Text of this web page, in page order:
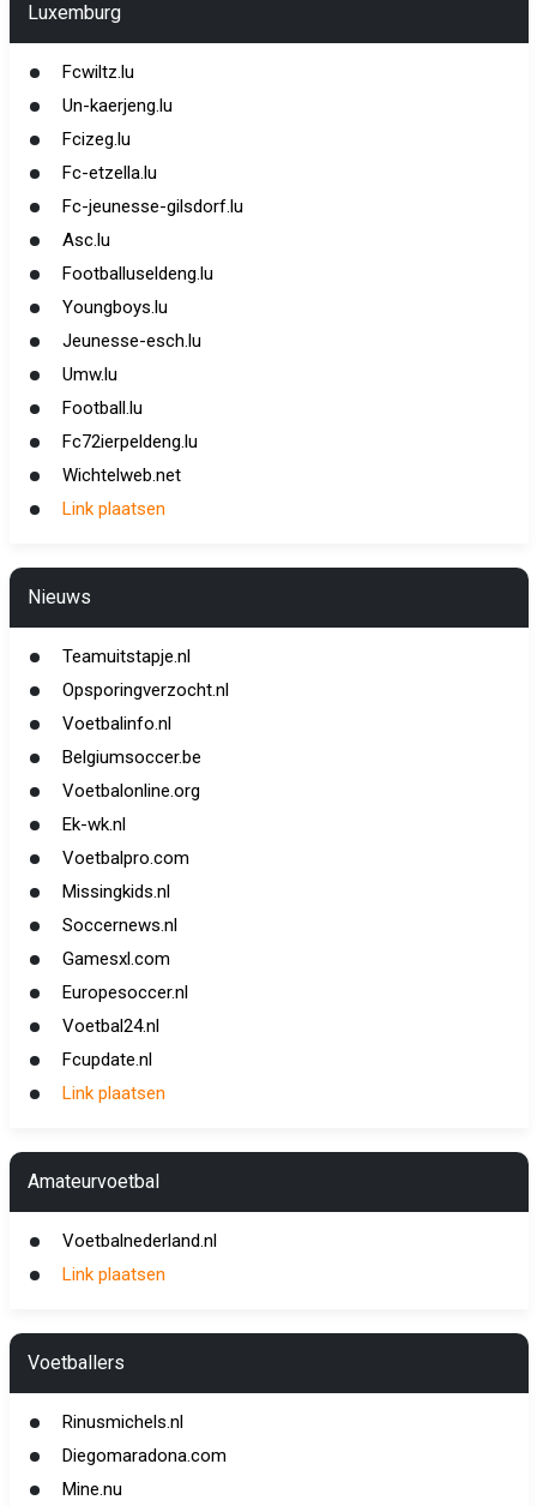
Luxemburg
Fcwiltz.lu
Un-kaerjeng.lu
Fcizeg.lu
Fc-etzella.lu
Fc-jeunesse-gilsdorf.lu
Asc.lu
Footballuseldeng.lu
Youngboys.lu
Jeunesse-esch.lu
Umw.lu
Football.lu
Fc72ierpeldeng.lu
Wichtelweb.net
Link plaatsen
Nieuws
Teamuitstapje.nl
Opsporingverzocht.nl
Voetbalinfo.nl
Belgiumsoccer.be
Voetbalonline.org
Ek-wk.nl
Voetbalpro.com
Missingkids.nl
Soccernews.nl
Gamesxl.com
Europesoccer.nl
Voetbal24.nl
Fcupdate.nl
Link plaatsen
Amateurvoetbal
Voetbalnederland.nl
Link plaatsen
Voetballers
Rinusmichels.nl
Diegomaradona.com
Mine.nu